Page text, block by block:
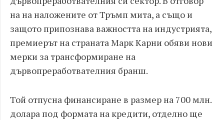
на на наложените от Тръмп мита, а също и
защото припознава важността на индустрията,
премиерът на страната Марк Карни обяви нови
мерки за трансформиране на
дървопреработвателния бранш.
Той отпусна финансиране в размер на 700 млн.
долара под формата на кредити, отделно ще